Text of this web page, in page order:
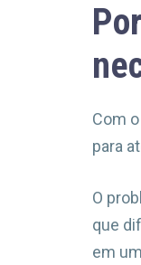
Com
para
O
que
em